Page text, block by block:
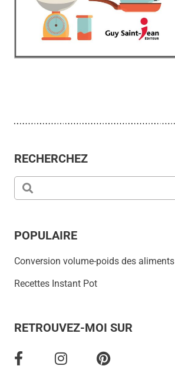
RECHERCHEZ
POPULAIRE
Conversion volume-poids des aliments
Recettes Instant Pot
RETROUVEZ-MOI SUR